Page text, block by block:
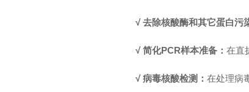
√ 去除核酸酶和其它蛋白污
√ 简化PCR样本准备： 在直
√ 病毒核酸检测： 在处理病